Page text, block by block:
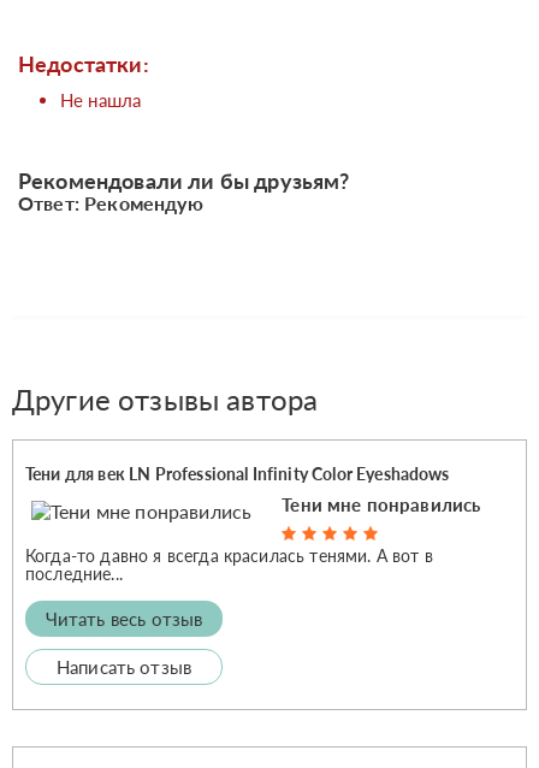
Недостатки:
Не нашла
Рекомендовали ли бы друзьям?
Ответ: Рекомендую
Другие отзывы автора
Тени для век LN Professional Infinity Color Eyeshadows
Тени мне понравились
Когда-то давно я всегда красилась тенями. А вот в
последние...
Читать весь отзыв
Написать отзыв